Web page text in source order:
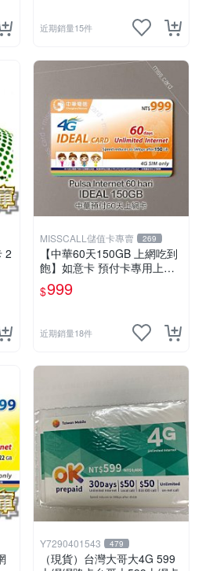
近期銷量15件
2
MISSCALL儲值卡專賣 269
【中華60天150GB 上網吃到
飽】如意卡 預付卡專用上網
補充卡/儲值卡IDEAL999⚡Mi
ssCall儲值卡專賣
$999
近期銷量18件
Y7290401543 479
（現貨）台灣大哥大4G 599